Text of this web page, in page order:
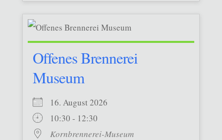
Offenes Brennerei
Museum
16. August 2026
10:30 - 12:30
Kornbrennerei-Museum